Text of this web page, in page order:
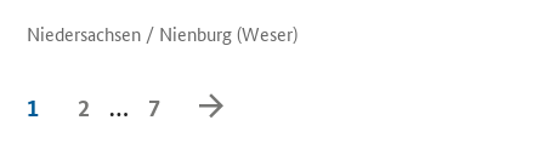
Niedersachsen / Nienburg (Weser)
1 2 … 7 Weiter